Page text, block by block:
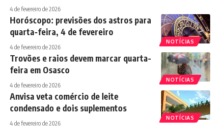
4 de fevereiro de 2026
NOTÍCIAS
Horóscopo: previsões dos astros para
quarta-feira, 4 de fevereiro
4 de fevereiro de 2026
NOTÍCIAS
Trovões e raios devem marcar quarta-
feira em Osasco
4 de fevereiro de 2026
NOTÍCIAS
Anvisa veta comércio de leite
condensado e dois suplementos
4 de fevereiro de 2026